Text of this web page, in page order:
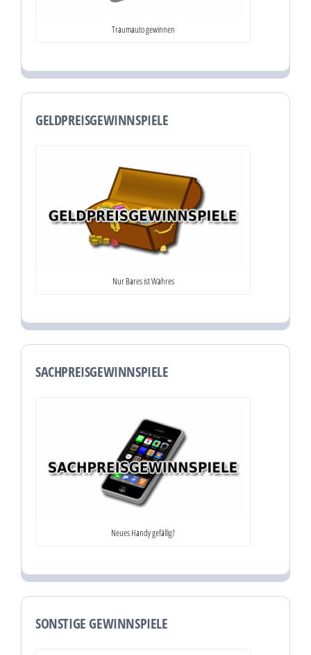
Traumauto gewinnen
GELDPREISGEWINNSPIELE
Nur Bares ist Wahres
SACHPREISGEWINNSPIELE
Neues Handy gefällig?
SONSTIGE GEWINNSPIELE